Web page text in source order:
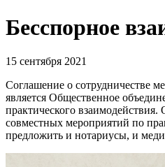
Бесспорное
15 сентября 2021
Соглашение о сотрудничестве
является Общественное
практического
совместных мероприятий по
предложить и нотариусы, и